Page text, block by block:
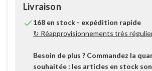
Livraison
168 en stock - expédition rapide
↻ Réapprovisionnements très
Besoin de plus ? Commandez la
souhaitée : les articles en stock